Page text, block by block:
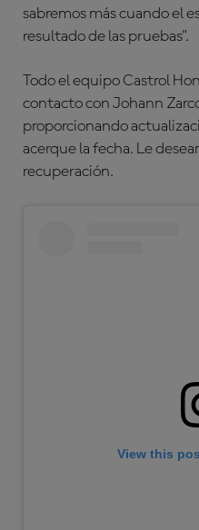
sabremos más cuando el
resultado de las pruebas".
Todo el equipo Castrol
contacto con Johann
proporcionando
acerque la fecha. Le
recuperación.
View this